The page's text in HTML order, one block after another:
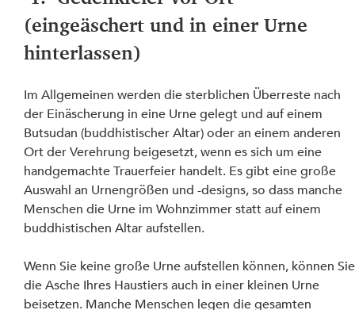
(eingeäschert und in einer Urne
hinterlassen)
Im Allgemeinen werden die sterblichen Überreste nach
der Einäscherung in eine Urne gelegt und auf einem
Butsudan (buddhistischer Altar) oder an einem anderen
Ort der Verehrung beigesetzt, wenn es sich um eine
handgemachte Trauerfeier handelt. Es gibt eine große
Auswahl an Urnengrößen und -designs, so dass manche
Menschen die Urne im Wohnzimmer statt auf einem
buddhistischen Altar aufstellen.
Wenn Sie keine große Urne aufstellen können, können
die Asche Ihres Haustiers auch in einer kleinen Urne
beisetzen. Manche Menschen legen die gesamten